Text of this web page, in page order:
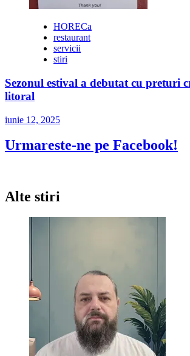
HORECa
restaurant
servicii
stiri
Sezonul estival a debutat cu preturi
litoral
iunie 12, 2025
Urmareste-ne pe Facebook!
Alte stiri